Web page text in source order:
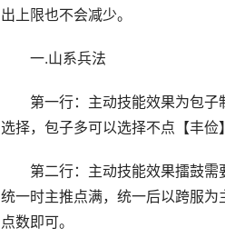
出上限也不会减少。
一.山系兵法
第一行：主动技能效果为包子
选择，包子多可以选择不点【丰俭
第二行：主动技能效果擂鼓需
统一时主推点满，统一后以跨服
点数即可。